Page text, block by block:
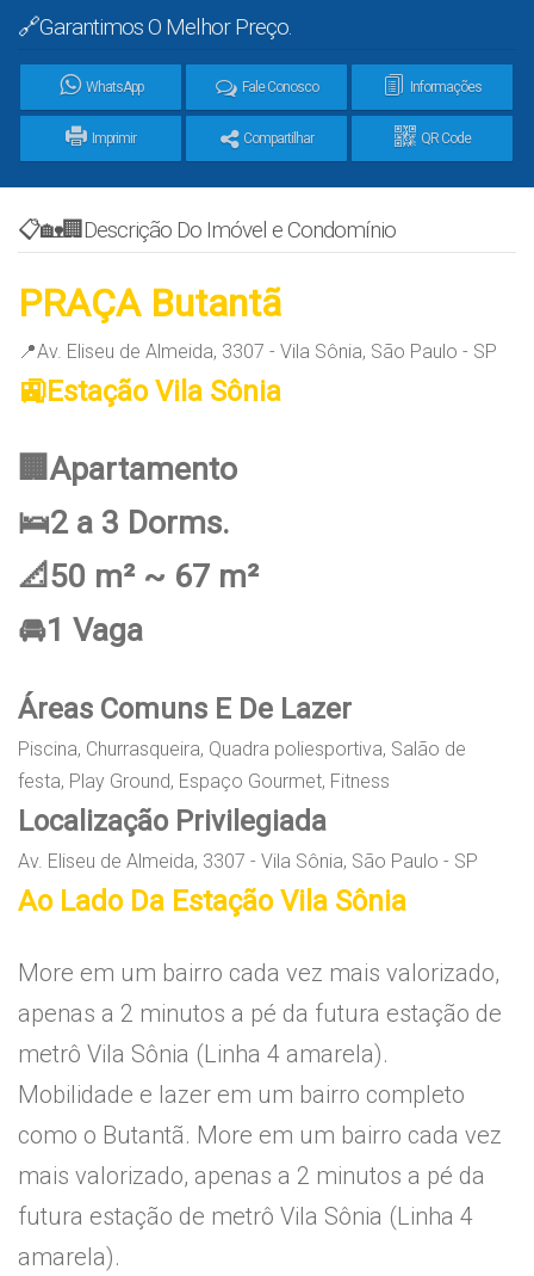
🔗Garantimos O Melhor Preço.
WhatsApp Fale Conosco Informações
Imprimir Compartilhar QR Code
📋🏡🏢Descrição Do Imóvel e Condomínio
PRAÇA Butantã
📍Av. Eliseu de Almeida, 3307 - Vila Sônia, São Paulo - SP
🚉Estação Vila Sônia
🏢Apartamento
🛌2 a 3 Dorms.
📐50 m² ~ 67 m²
🚘1 Vaga
Áreas Comuns E De Lazer
Piscina, Churrasqueira, Quadra poliesportiva, Salão de
festa, Play Ground, Espaço Gourmet, Fitness
Localização Privilegiada
Av. Eliseu de Almeida, 3307 - Vila Sônia, São Paulo - SP
Ao Lado Da Estação Vila Sônia
More em um bairro cada vez mais valorizado,
apenas a 2 minutos a pé da futura estação de
metrô Vila Sônia (Linha 4 amarela).
Mobilidade e lazer em um bairro completo
como o Butantã. More em um bairro cada vez
mais valorizado, apenas a 2 minutos a pé da
futura estação de metrô Vila Sônia (Linha 4
amarela).